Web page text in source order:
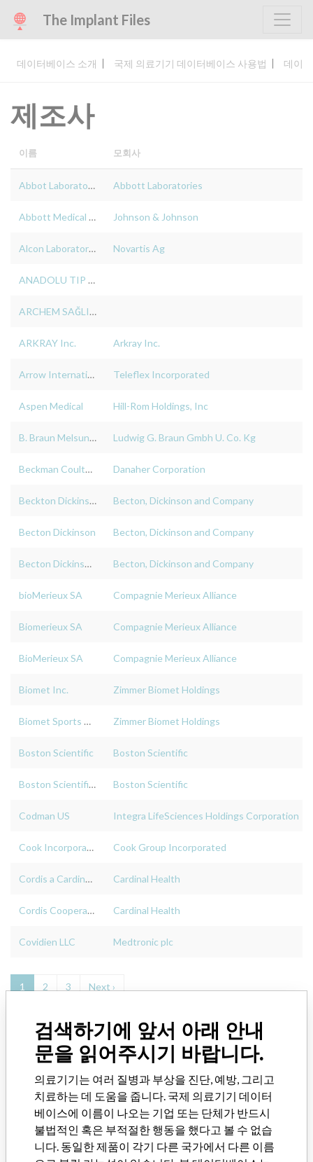
The Implant Files
데이터베이스 소개 국제 의료기기 데이터베이스 사용법 데이
제조사
이름 모회사
Abbot Laboratories Abbott Laboratories
Abbott Medical Optics (AMO) Inc. Johnson & Johnson
Alcon Laboratories Inc. Novartis Ag
ANADOLU TIP TEKNO.ÜRETİM PAZ.İTH İHRTİC SAN AŞ
ARCHEM SAĞLIK SANAYİ TİCARET LİMİTED ŞİRKETİ
ARKRAY Inc. Arkray Inc.
Arrow International Inc. Teleflex Incorporated
Aspen Medical Hill-Rom Holdings, Inc
B. Braun Melsungen AG Ludwig G. Braun Gmbh U. Co. Kg
Beckman Coulter, Inc. Danaher Corporation
Beckton Dickinson Becton, Dickinson and Company
Becton Dickinson Becton, Dickinson and Company
Becton Dickinson And Company Limited Becton, Dickinson and Company
bioMerieux SA Compagnie Merieux Alliance
Biomerieux SA Compagnie Merieux Alliance
BioMerieux SA Compagnie Merieux Alliance
Biomet Inc. Zimmer Biomet Holdings
Biomet Sports Medicine and Trauma Zimmer Biomet Holdings
Boston Scientific Boston Scientific
Boston Scientific Corporation Boston Scientific
Codman US Integra LifeSciences Holdings Corporation
Cook Incorporated Cook Group Incorporated
Cordis a Cardinal Health Company Cardinal Health
Cordis Cooperation Cardinal Health
Covidien LLC Medtronic plc
1 2 3 Next ›
데이터베이스 소개
의료기기와 관련된 120,000 건의 리콜, 안전성 경고 및 현장 안전성
서한 및 제조업체와의 관계를 살펴보세요.
FAQ
데이터베이스 소개
연락처
출처표기
검색하기에 앞서 아래 안내
문을 읽어주시기 바랍니다.
의료기기는 여러 질병과 부상을 진단, 예방, 그리고
치료하는 데 도움을 줍니다. 국제 의료기기 데이터
베이스에 이름이 나오는 기업 또는 단체가 반드시
불법적인 혹은 부적절한 행동을 했다고 볼 수 없습
니다. 동일한 제품이 각기 다른 국가에서 다른 이름